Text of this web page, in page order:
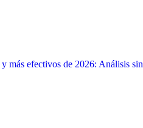
más efectivos de 2026: Análisis sin